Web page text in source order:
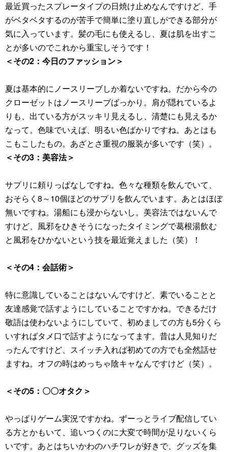
最近買ったスプレータイプの日焼け止めなんですけど、手
がベタベタするのが苦手で簡単に塗り直しができる部分が
気に入っています。髪の毛にも使えるし、夏は肌を出すこ
とが多いのでこれから重宝しそうです！
＜その2：今日のファッション＞
夏は基本的にノースリーブしか着ないですね。だから今の
クローゼットはノースリーブばっかり。肩が隠れているよ
りも、出ている方がスッキリ見えるし、清楚にも見えるか
なって。色味でいえば、明るい色ばかりですね。あとはも
こもこしたもの。あざとさ重視の服装が多いです（笑）。
＜その3：美容法＞
サプリに頼りっぱなしですね。色々な種類を飲んでいて、
おそらく8～10個ほどのサプリを飲んでいます。あとはほぼ
無いですね。湯船にも浸からないし。美容法ではないんで
すけど、風邪をひきそうになったタイミングで葛根湯飲む
と風邪をひかないという技を最近覚えました（笑）！
＜その4：会話術＞
特に意識していることはないんですけど、素でいることと
友達感覚で話すようにしていることですかね。できるだけ
敬語は使わないようにしていて、初めましての方も5分くら
いすればタメ口で話すようになってます。昔は人見知りだ
ったんですけど、スイッチ入れば初めての方でも全然話せ
ますね。オフの時はめっちゃ陰キャなんですけど（笑）。
＜その5：〇〇オタク＞
やっぱりゲーム実況ですかね。ずーっとライブ配信してい
る方とかもいて、追いつくのに大変で時間が足りないくら
いです。あとはちいかわのハチワレが好きで、グッズを集